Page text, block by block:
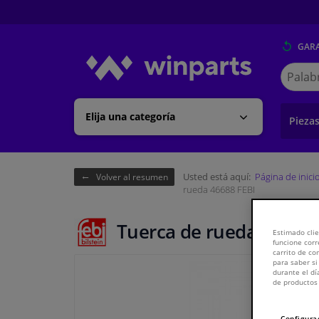
Elija una categoría
Buscar
en
Volver al resumen Usted está aquí: Página de inicio
rueda 46688 FEBI
Tuerca de rueda 46688
Estimado
funcione
carrito de
para saber
durante el
de